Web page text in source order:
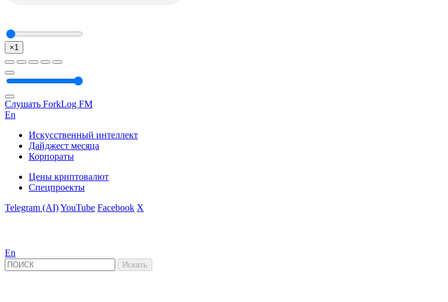
×1
Слушать ForkLog FM
En
Искусственный интеллект
Дайджест месяца
Корпораты
Цены криптовалют
Спецпроекты
Telegram (AI)YouTube Facebook X
En